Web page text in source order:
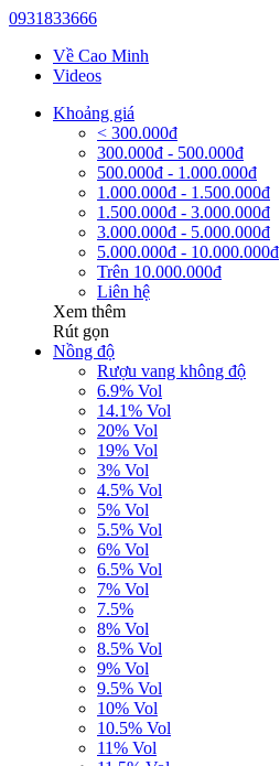
0931833666
Về Cao Minh
Videos
Khoảng giá
< 300.000đ
300.000đ - 500.000đ
500.000đ - 1.000.000đ
1.000.000đ - 1.500.000đ
1.500.000đ - 3.000.000đ
3.000.000đ - 5.000.000đ
5.000.000đ - 10.000.000đ
Trên 10.000.000đ
Liên hệ
Xem thêm
Rút gọn
Nồng độ
Rượu vang không độ
6.9% Vol
14.1% Vol
20% Vol
19% Vol
3% Vol
4.5% Vol
5% Vol
5.5% Vol
6% Vol
6.5% Vol
7% Vol
7.5%
8% Vol
8.5% Vol
9% Vol
9.5% Vol
10% Vol
10.5% Vol
11% Vol